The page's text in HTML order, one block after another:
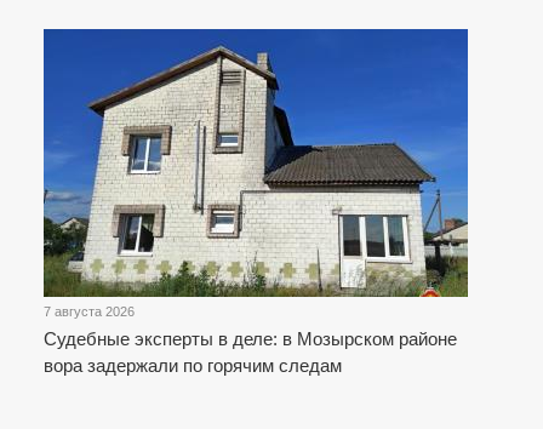
7 августа 2026
Судебные эксперты в деле: в Мозырском районе
вора задержали по горячим следам